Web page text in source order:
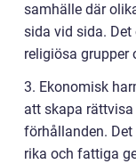
samhälle där
sida vid sida.
religiösa grupper
3. Ekonomisk
att skapa
förhållanden.
rika och fattiga